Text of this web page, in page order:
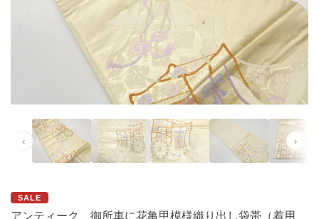
‹ ›
SALE
アンティーク 御所車に花亀甲模様織り出し袋帯（着用